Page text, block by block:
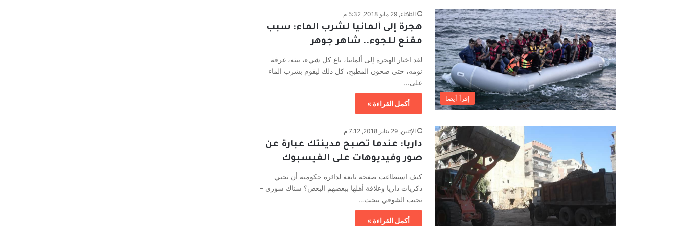
إقرأ أيضا
الثلاثاء, 29 مايو 2018, 5:32 م
هجرة إلى ألمانيا لشرب الماء: سبب
مقنع للجوء.. شاهر جوهر
لقد اختار الهجرة إلى ألمانيا، باع كل شيء، بيته، غرفة
نومه، حتى صحون المطبخ، كل ذلك ليقوم بشرب الماء
على…
أكمل القراءة »
الإثنين, 29 يناير 2018, 7:12 م
داريا: عندما تصبح مدينتك عبارة عن
صور وفيديوهات على الفيسبوك
كيف استطاعت صفحة تابعة لدائرة حكومية أن تحيي
ذكريات داريا وعلاقة أهلها ببعضهم البعض؟ سناك سوري –
نجيب الشوفي يبحث…
أكمل القراءة »